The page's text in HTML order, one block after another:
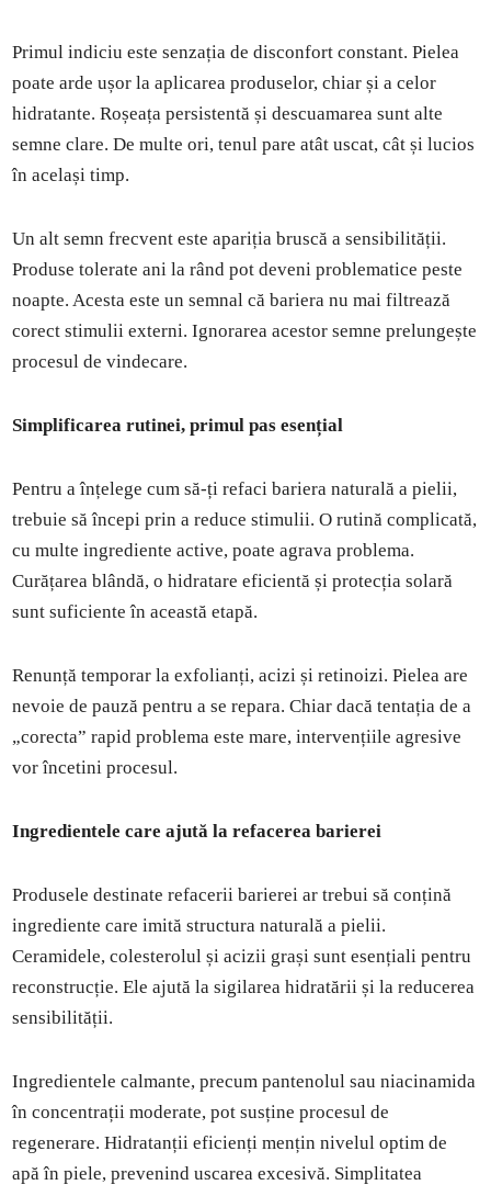
Primul indiciu este senzația de disconfort constant. Pielea
poate arde ușor la aplicarea produselor, chiar și a celor
hidratante. Roșeața persistentă și descuamarea sunt alte
semne clare. De multe ori, tenul pare atât uscat, cât și lucios
în același timp.
Un alt semn frecvent este apariția bruscă a sensibilității.
Produse tolerate ani la rând pot deveni problematice peste
noapte. Acesta este un semnal că bariera nu mai filtrează
corect stimulii externi. Ignorarea acestor semne prelungește
procesul de vindecare.
Simplificarea rutinei, primul pas esențial
Pentru a înțelege cum să-ți refaci bariera naturală a pielii,
trebuie să începi prin a reduce stimulii. O rutină complicată,
cu multe ingrediente active, poate agrava problema.
Curățarea blândă, o hidratare eficientă și protecția solară
sunt suficiente în această etapă.
Renunță temporar la exfolianți, acizi și retinoizi. Pielea are
nevoie de pauză pentru a se repara. Chiar dacă tentația de a
„corecta” rapid problema este mare, intervențiile agresive
vor încetini procesul.
Ingredientele care ajută la refacerea barierei
Produsele destinate refacerii barierei ar trebui să conțină
ingrediente care imită structura naturală a pielii.
Ceramidele, colesterolul și acizii grași sunt esențiali pentru
reconstrucție. Ele ajută la sigilarea hidratării și la reducerea
sensibilității.
Ingredientele calmante, precum pantenolul sau niacinamida
în concentrații moderate, pot susține procesul de
regenerare. Hidratanții eficienți mențin nivelul optim de
apă în piele, prevenind uscarea excesivă. Simplitatea